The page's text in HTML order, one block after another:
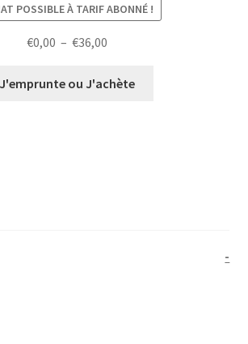
POSSIBLE À TARIF ABONNÉ !
€0,00 – €36,00
prix :
J'emprunte ou J'achète
-